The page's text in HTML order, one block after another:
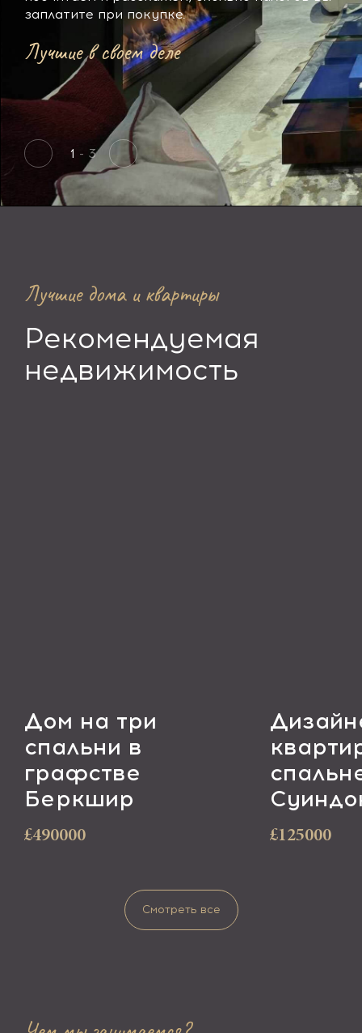
заплатите при покупке.
Лучшие в своем деле
1 - 3
Лучшие дома и квартиры
Рекомендуемая
недвижимость
Дом на три
спальни в
графстве
Беркшир
£490000 £125000
Смотреть все